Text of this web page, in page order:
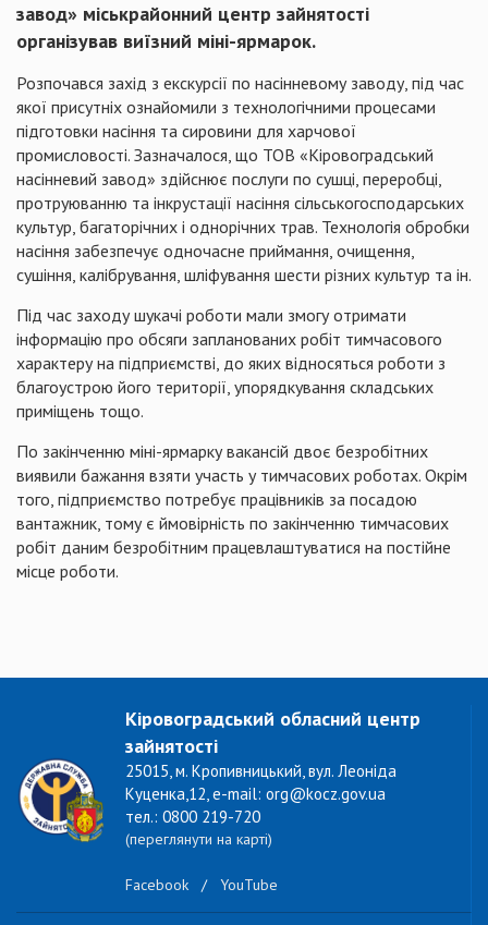
завод» міськрайонний центр зайнятості
організував виїзний міні-ярмарок.
Розпочався захід з екскурсії по насінневому заводу, під час
якої присутніх ознайомили з технологічними процесами
підготовки насіння та сировини для харчової
промисловості. Зазначалося, що ТОВ «Кіровоградський
насінневий завод» здійснює послуги по сушці, переробці,
протруюванню та інкрустації насіння сільськогосподарських
культур, багаторічних і однорічних трав. Технологія обробки
насіння забезпечує одночасне приймання, очищення,
сушіння, калібрування, шліфування шести різних культур та ін.
Під час заходу шукачі роботи мали змогу отримати
інформацію про обсяги запланованих робіт тимчасового
характеру на підприємстві, до яких відносяться роботи з
благоустрою його території, упорядкування складських
приміщень тощо.
По закінченню міні-ярмарку вакансій двоє безробітних
виявили бажання взяти участь у тимчасових роботах. Окрім
того, підприємство потребує працівників за посадою
вантажник, тому є ймовірність по закінченню тимчасових
робіт даним безробітним працевлаштуватися на постійне
місце роботи.
Кіровоградський обласний центр
зайнятості
25015, м. Кропивницький, вул. Леоніда
Куценка,12, e-mail: org@kocz.gov.ua
тел.: 0800 219-720
(переглянути на карті)
Facebook / YouTube